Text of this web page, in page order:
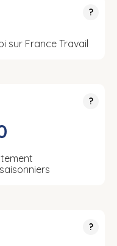
?
sur France Travail
?
?